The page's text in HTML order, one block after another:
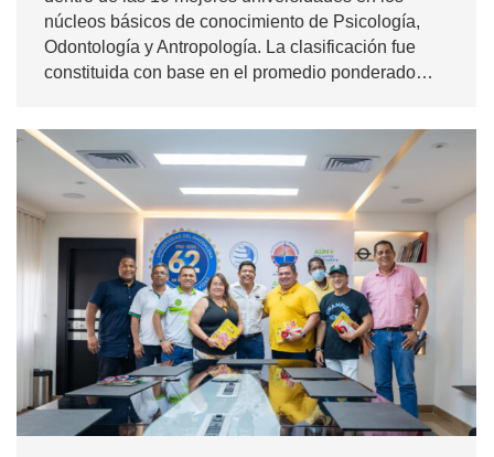
núcleos básicos de conocimiento de Psicología,
Odontología y Antropología. La clasificación fue
constituida con base en el promedio ponderado…